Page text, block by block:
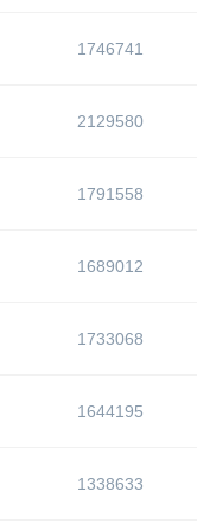
1746741
2129580
1791558
1689012
1733068
1644195
1338633